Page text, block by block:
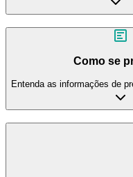
Como se
Entenda as informações de